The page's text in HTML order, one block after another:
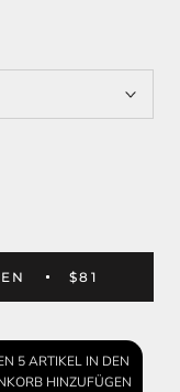
$81
5 ARTIKEL IN DEN
HINZUFÜGEN